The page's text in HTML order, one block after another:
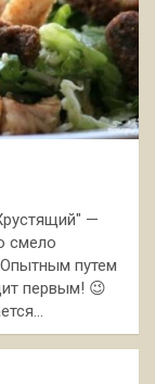
—
смело
путем
первым! 😉